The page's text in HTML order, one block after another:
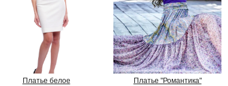
Платье белое Платье "Романтика"